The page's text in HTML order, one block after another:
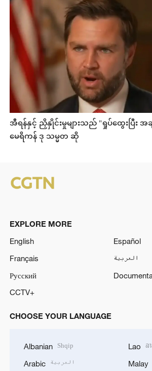
အီရန်နှင့် ညှိနှိုင်းမှုများသည် "ရှုပ်ထွေးပြီး
မေရိကန် ဒု သမ္မတ ဆို
EXPLORE MORE
English
Español
Français
العربية
Русский
CCTV+
CHOOSE YOUR LANGUAGE
Albanian Shqip
Arabic العربية
Lao ລ
Malay